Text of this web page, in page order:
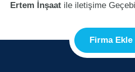
Ertem İnşaat ile iletişime
Firma Ekle